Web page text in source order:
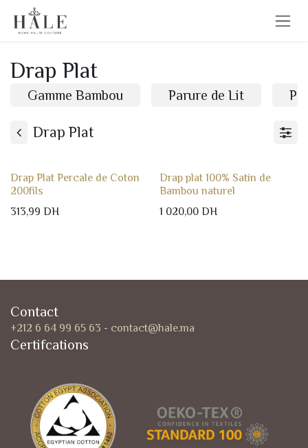
Se rendre au contenu
Drap Plat
Gamme Bambou Parure de Lit
Drap Plat
Drap Plat Percale de Coton
200fils
313,99 DH
Drap plat 100% Satin de
Bambou naturel
1 020,00DH
Contact
+212 6 64 99 65 63 - contact@hale.ma
Certifcations